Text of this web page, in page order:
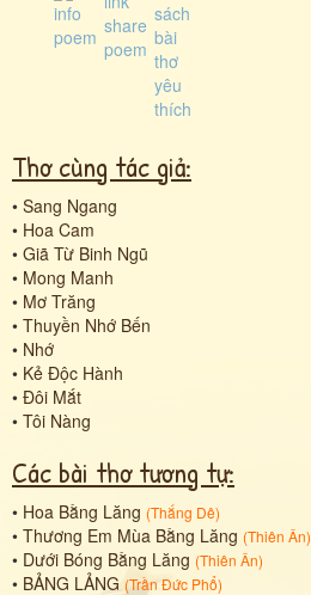
Thơ cùng tác giả:
• Sang Ngang
• Hoa Cam
• Giã Từ Binh Ngũ
• Mong Manh
• Mơ Trăng
• Thuyền Nhớ Bến
• Nhớ
• Kẻ Độc Hành
• Đôi Mắt
• Tôi Nàng
Các bài thơ tương tự:
• Hoa Bằng Lăng (Thắng Dê)
• Thương Em Mùa Bằng Lăng (Thiên Ân)
• Dưới Bóng Bằng Lăng (Thiên Ân)
• BẢNG LẢNG (Trần Đức Phổ)